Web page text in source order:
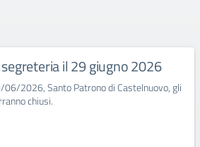
il 29 giugno 2026
06/2026, Santo Patrono di Castelnuovo, gli
chiusi.